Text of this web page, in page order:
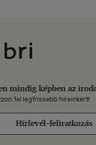
Libri
mindig képben az
fel legfrissebb híreinkért!
Hírlevél-feliratkozás